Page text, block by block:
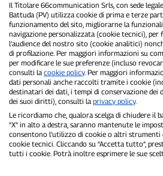
P300.it è una Testata
Registrazione numero 1/2021 del 1/2/
Proprietario ed editore:
02798890188
Direttore Responsabile:Alessandro Secchi
Benedusi
Privacy Policy-
"Se è successo davvero, lo
Copyright © P300.it
Il Titolare 66communication Srls, con sede
Battuda (PV) utilizza cookie di prima e terze
funzionamento del sito, migliorarne la
navigazione personalizzata (cookie tecnici),
l’audience del nostro sito (cookie analitici)
di profilazione. Per maggiori informazioni su
per modificare le sue preferenze (incluso
consulti la cookie policy. Per maggiori
dati personali anche raccolti tramite i cookie
destinatari dei dati, i tempi di conservazione dei
dei suoi diritti), consulti la privacy policy.
Le ricordiamo che, qualora scelga di chiudere il
“X” in alto a destra, saranno mantenute le
consentono l’utilizzo di cookie o altri strumenti
cookie tecnici. Cliccando su “Accetta tutto”,
tutti i cookie. Potrà inoltre esprimere le sue